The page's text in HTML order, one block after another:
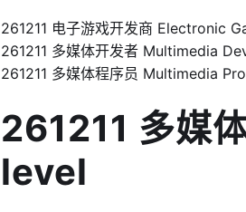
261211 电子游戏开发商 Electronic
261211 多媒体开发者 Multimedia
261211 多媒体程序员 Multimedia
261211 多媒
level